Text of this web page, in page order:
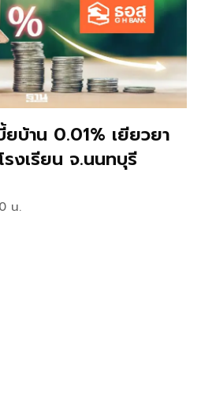
บ้าน 0.01% เยียวยา
งเรียน จ.นนทบุรี
น.